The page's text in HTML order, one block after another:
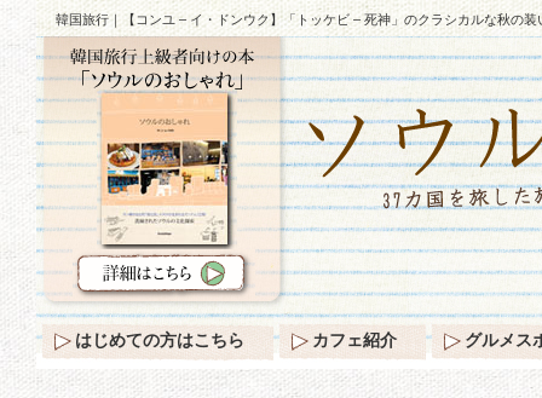
韓国旅行｜【コンユ – イ・ドンウク】「トッケビ – 死神」のクラシカルな秋の装
はじめての方はこちら カフェ紹介 グルメス